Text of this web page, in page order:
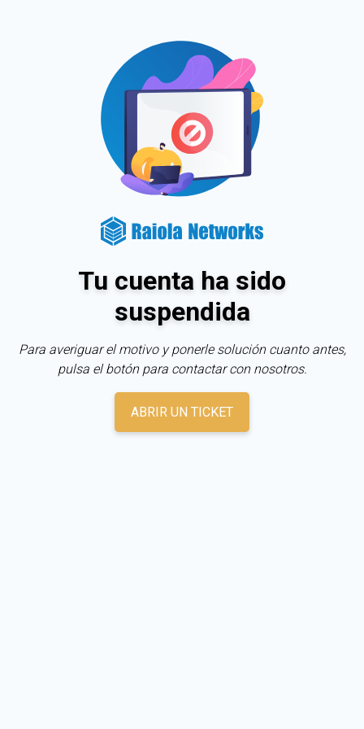
Tu cuenta ha sido
suspendida
Para averiguar el motivo y ponerle solución cuanto antes,
pulsa el botón para contactar con nosotros.
ABRIR UN TICKET